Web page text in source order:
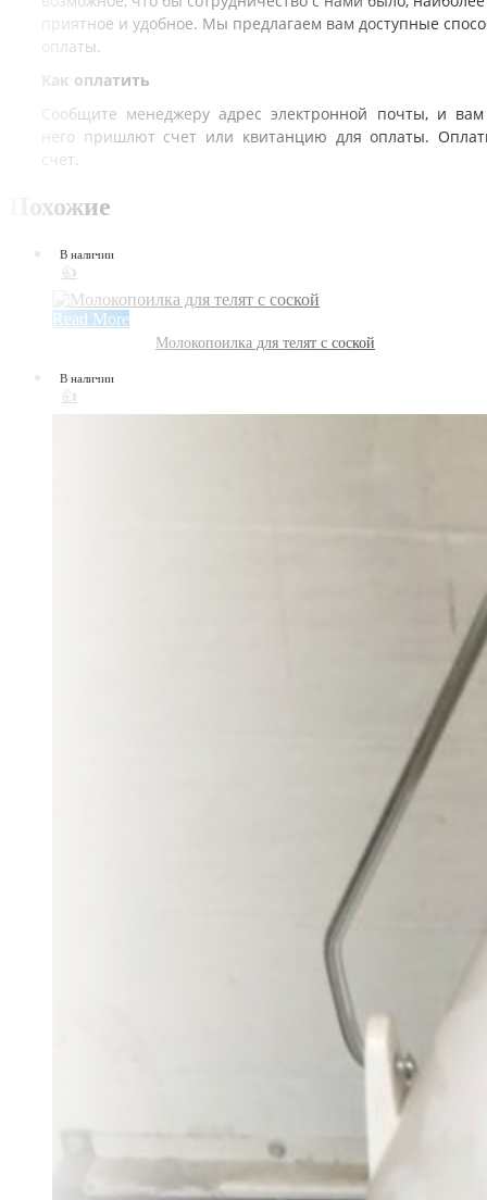
приятное и удобное. Мы предлагаем вам доступные
оплаты.
Как оплатить
Сообщите менеджеру адрес электронной почты, и
него пришлют счет или квитанцию для оплаты.
счет.
Похожие
В наличии
👍
Read More
Молокопоилка для телят с соской
В наличии
👍